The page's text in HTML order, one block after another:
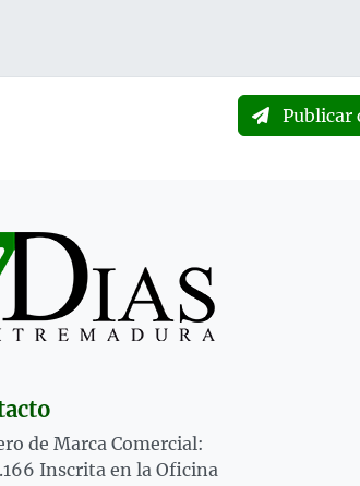
Publicar
de Marca Comercial:
Inscrita en la Oficina